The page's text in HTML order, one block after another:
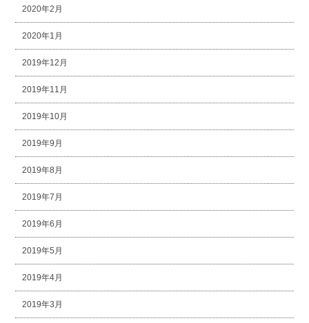
2020年2月
2020年1月
2019年12月
2019年11月
2019年10月
2019年9月
2019年8月
2019年7月
2019年6月
2019年5月
2019年4月
2019年3月